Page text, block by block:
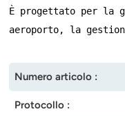
È progettato per la
aeroporto, la
Numero articolo :
Protocollo :